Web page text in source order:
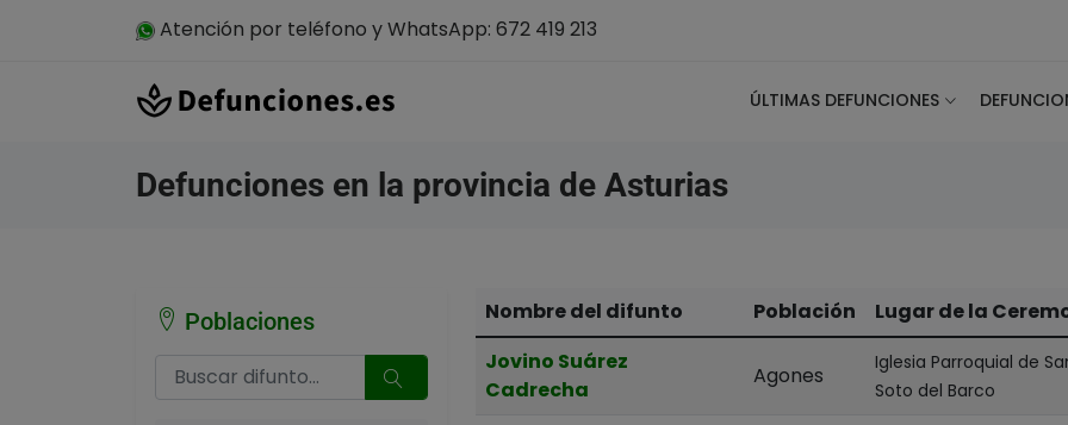
Atención por teléfono y WhatsApp: 672 419 213
ÚLTIMAS DEFUNCIONES
Defunciones en la provincia de Asturias
Poblaciones Nombre del difunto Población Lugar de la
Jovino Suárez
Cadrecha
Agones
Iglesia Parroquial de
Soto del Barco